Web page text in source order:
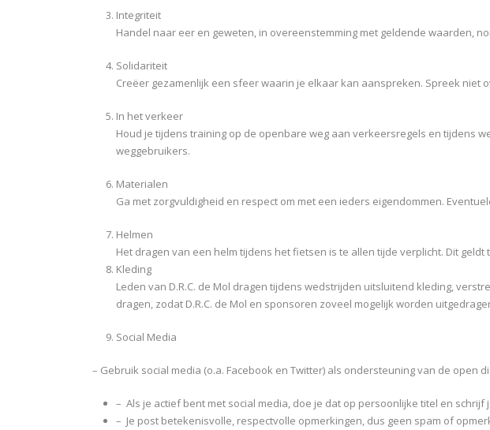
Integriteit
Handel naar eer en geweten, in overeenstemming met geldende waarden,
Solidariteit
Creëer gezamenlijk een sfeer waarin je elkaar kan aanspreken. Spreek niet
In het verkeer
Houd je tijdens training op de openbare weg aan verkeersregels en tijdens
weggebruikers.
Materialen
Ga met zorgvuldigheid en respect om met een ieders eigendommen.
Helmen
Het dragen van een helm tijdens het fietsen is te allen tijde verplicht. Dit
Kleding
Leden van D.R.C. de Mol dragen tijdens wedstrijden uitsluitend kleding,
dragen, zodat D.R.C. de Mol en sponsoren zoveel mogelijk worden
Social Media
– Gebruik social media (o.a. Facebook en Twitter) als ondersteuning van de
– Als je actief bent met social media, doe je dat op persoonlijke titel en schrijf
– Je post betekenisvolle, respectvolle opmerkingen, dus geen spam of